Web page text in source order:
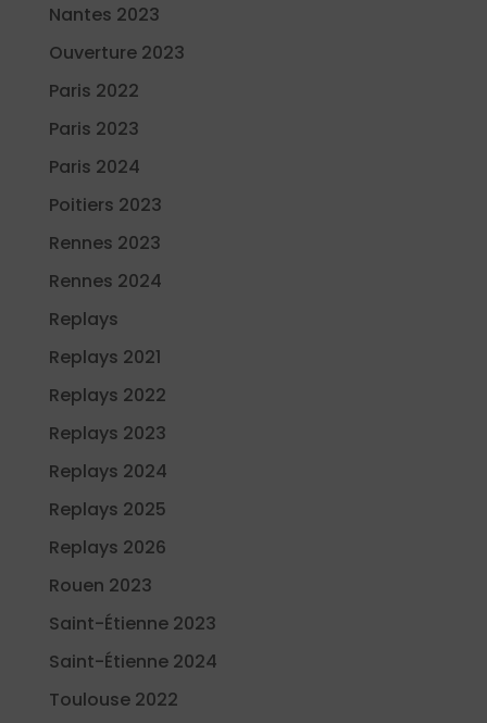
Nantes 2023
Ouverture 2023
Paris 2022
Paris 2023
Paris 2024
Poitiers 2023
Rennes 2023
Rennes 2024
Replays
Replays 2021
Replays 2022
Replays 2023
Replays 2024
Replays 2025
Replays 2026
Rouen 2023
Saint-Étienne 2023
Saint-Étienne 2024
Toulouse 2022